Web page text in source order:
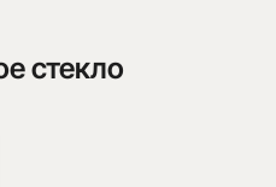
стекло